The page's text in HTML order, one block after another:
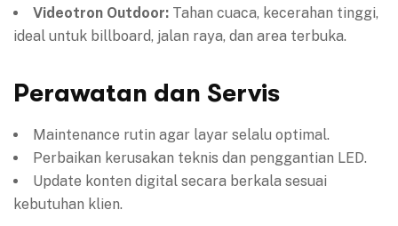
Videotron Outdoor: Tahan cuaca, kecerahan tinggi,
ideal untuk billboard, jalan raya, dan area terbuka.
Perawatan dan Servis
Maintenance rutin agar layar selalu optimal.
Perbaikan kerusakan teknis dan penggantian LED.
Update konten digital secara berkala sesuai
kebutuhan klien.